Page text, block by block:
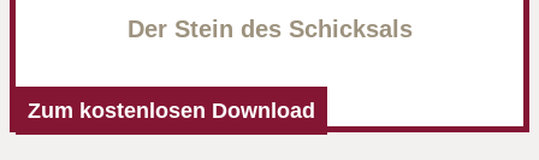
Der Stein des Schicksals
Zum kostenlosen Download